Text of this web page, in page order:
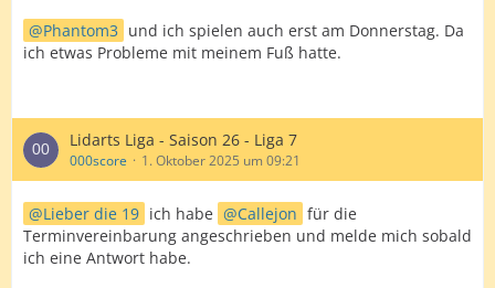
Phantom3 und ich spielen auch erst am Donnerstag. Da
ich etwas Probleme mit meinem Fuß hatte.
Lidarts Liga - Saison 26 - Liga 7
000score 1. Oktober 2025 um 09:21
Lieber die 19 ich habe Callejon für die
Terminvereinbarung angeschrieben und melde mich sobald
ich eine Antwort habe.